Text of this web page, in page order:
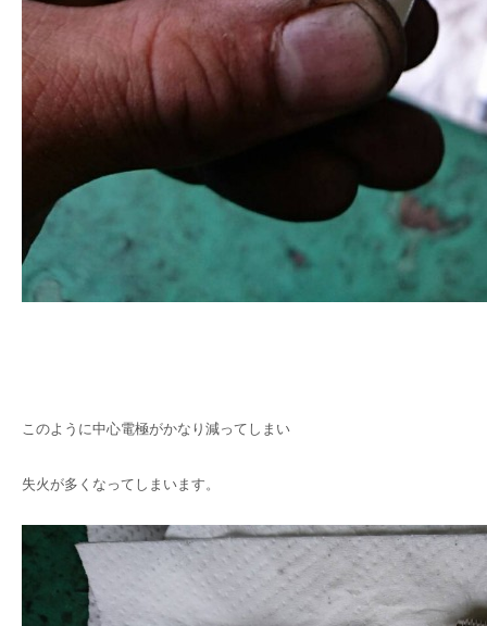
このように中心電極がかなり減ってしまい
失火が多くなってしまいます。